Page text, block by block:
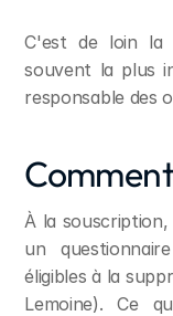
C'est de loin la
souvent la plus
responsable des
À la
un
éligibles à la
Lemoine). Ce